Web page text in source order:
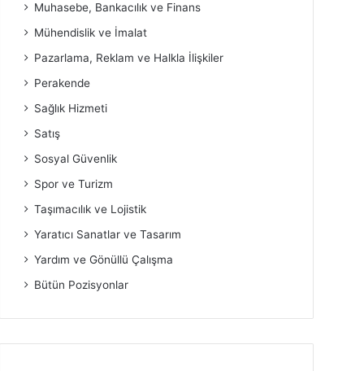
Muhasebe, Bankacılık ve Finans
Mühendislik ve İmalat
Pazarlama, Reklam ve Halkla İlişkiler
Perakende
Sağlık Hizmeti
Satış
Sosyal Güvenlik
Spor ve Turizm
Taşımacılık ve Lojistik
Yaratıcı Sanatlar ve Tasarım
Yardım ve Gönüllü Çalışma
Bütün Pozisyonlar